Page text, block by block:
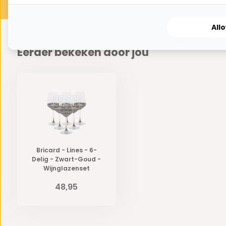
Eerder bekeken door jou
Bricard - Lines - 6-
Delig - Zwart-Goud -
Wijnglazenset
48,95